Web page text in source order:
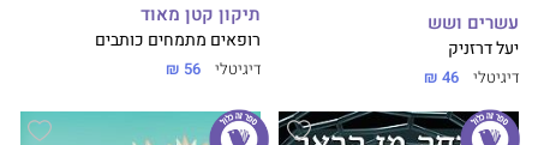
עשרים ושש
יעל דרזניק
דיגיטלי 46 ₪
תיקון קטן מאוד
רופאים מתמחים כותבים
דיגיטלי 56 ₪